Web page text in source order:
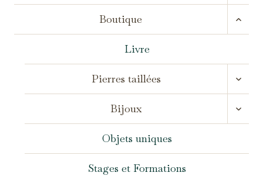
MENU
Boutique
MENU
Livre
Pierres taillées
MENU
Bijoux
MENU
Objets uniques
Stages et Formations